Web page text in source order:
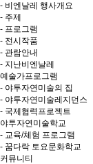
- 비엔날레 행사개요
- 주제
- 프로그램
- 전시작품
- 관람안내
- 지난비엔날레
예술가프로그램
- 야투자연미술의 집
- 야투자연미술레지던스
- 국제협력프로젝트
야투자연미술학교
- 교육/체험 프로그램
- 꿈다락 토요문화학교
커뮤니티